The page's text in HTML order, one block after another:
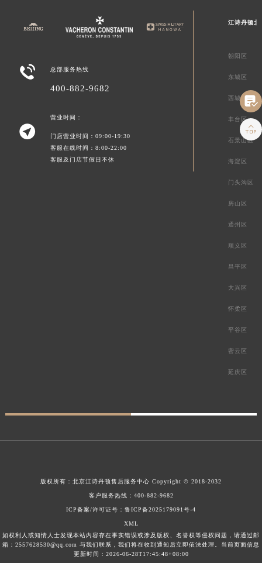
 总部服务热线
400-882-9682

营业时间：
门店营业时间：09:00-19:30
客服在线时间：8:00-22:00
客服及门店节假日不休
江诗丹顿北
朝阳区
东城区
西城区
丰台区
石景山区
海淀区
门头沟区
房山区
通州区
顺义区
昌平区
大兴区
怀柔区
平谷区
密云区
延庆区
版权所有： 北京江诗丹顿售后服务中心 Copyright © 2018-2032
客户服务热线： 400-882-9682
ICP备案/许可证号：鲁ICP备2025179091号-4
XML
如权利人或知情人士发现本站内容存在事实错误或涉及版权、名誉权等侵权问题，请通过邮
箱：2557628530@qq.com 与我们联系，我们将在收到通知后立即依法处理。当前页面信息
更新时间：2026-06-28T17:45:48+08:00

